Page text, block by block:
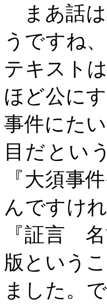
まあ話は
うですね
テキスト
ほど公に
事件にた
目だとい
『大須事
んですけ
『証言
版という
ました。